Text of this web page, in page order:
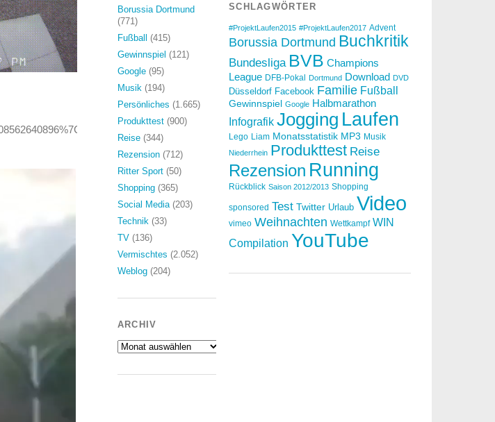
Borussia Dortmund
(771)
Fußball
(415)
Gewinnspiel (121)
Google(95)
Musik (194)
Persönliches (1.665)
Produkttest(900)
Reise(344)
Rezension(712)
Ritter Sport(50)
Shopping(365)
Social Media(203)
Technik (33)
TV(136)
Vermischtes (2.052)
Weblog(204)
ARCHIV
Archiv
SCHLAGWÖRTER
#ProjektLaufen2015 #ProjektLaufen2017 Advent
Borussia Dortmund Buchkritik
Bundesliga BVB Champions
League DFB-Pokal Dortmund Download DVD
Düsseldorf Facebook Familie Fußball
Gewinnspiel Google Halbmarathon
Infografik Jogging Laufen
Lego Liam Monatsstatistik MP3 Musik
Niederrhein Produkttest Reise
Rezension Running
Rückblick Saison 2012/2013 Shopping
sponsored Test Twitter Urlaub Video
vimeo Weihnachten Wettkampf WIN
Compilation YouTube